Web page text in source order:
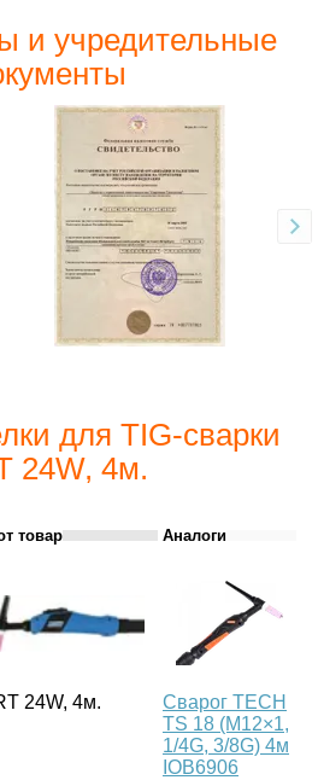
и учредительные
для TIG-сварки
24W, 4м.
товар Аналоги
24W, 4м.
Сварог TECH
TS 18 (M12×1,
1/4G, 3/8G) 4м
IOB6906